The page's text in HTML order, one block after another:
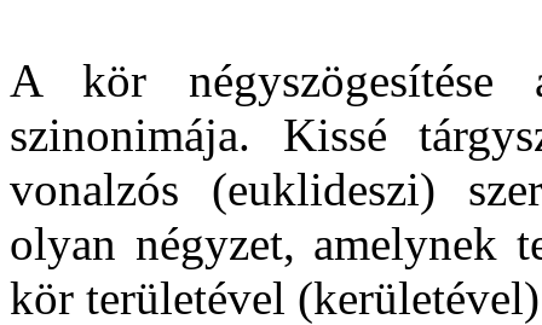
A kör négyszögesítése
szinonimája. Kissé
vonalzós (euklideszi)
olyan négyzet, amelynek
kör területével